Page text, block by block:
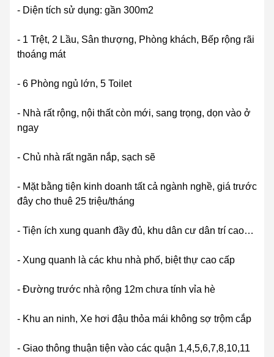
- Diện tích sử dụng: gần 300m2
- 1 Trệt, 2 Lầu, Sân thượng, Phòng khách, Bếp rộng rãi
thoáng mát
- 6 Phòng ngủ lớn, 5 Toilet
- Nhà rất rộng, nội thất còn mới, sang trọng, dọn vào ở
ngay
- Chủ nhà rất ngăn nắp, sạch sẽ
- Mặt bằng tiện kinh doanh tất cả ngành nghề, giá trước
đây cho thuê 25 triệu/tháng
- Tiện ích xung quanh đầy đủ, khu dân cư dân trí cao…
- Xung quanh là các khu nhà phố, biệt thự cao cấp
- Đường trước nhà rộng 12m chưa tính vỉa hè
- Khu an ninh, Xe hơi đậu thỏa mái không sợ trộm cắp
- Giao thông thuận tiện vào các quận 1,4,5,6,7,8,10,11